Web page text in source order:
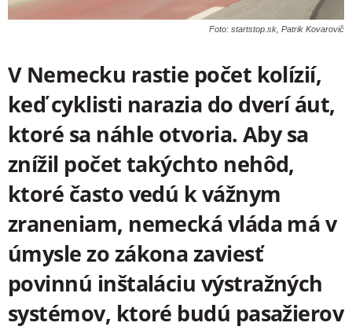
Foto: startstop.sk, Patrik Kovarovič
V Nemecku rastie počet kolízií,
keď cyklisti narazia do dverí áut,
ktoré sa náhle otvoria. Aby sa
znížil počet takýchto nehôd,
ktoré často vedú k vážnym
zraneniam, nemecká vláda má v
úmysle zo zákona zaviesť
povinnú inštaláciu výstražných
systémov, ktoré budú pasažierov